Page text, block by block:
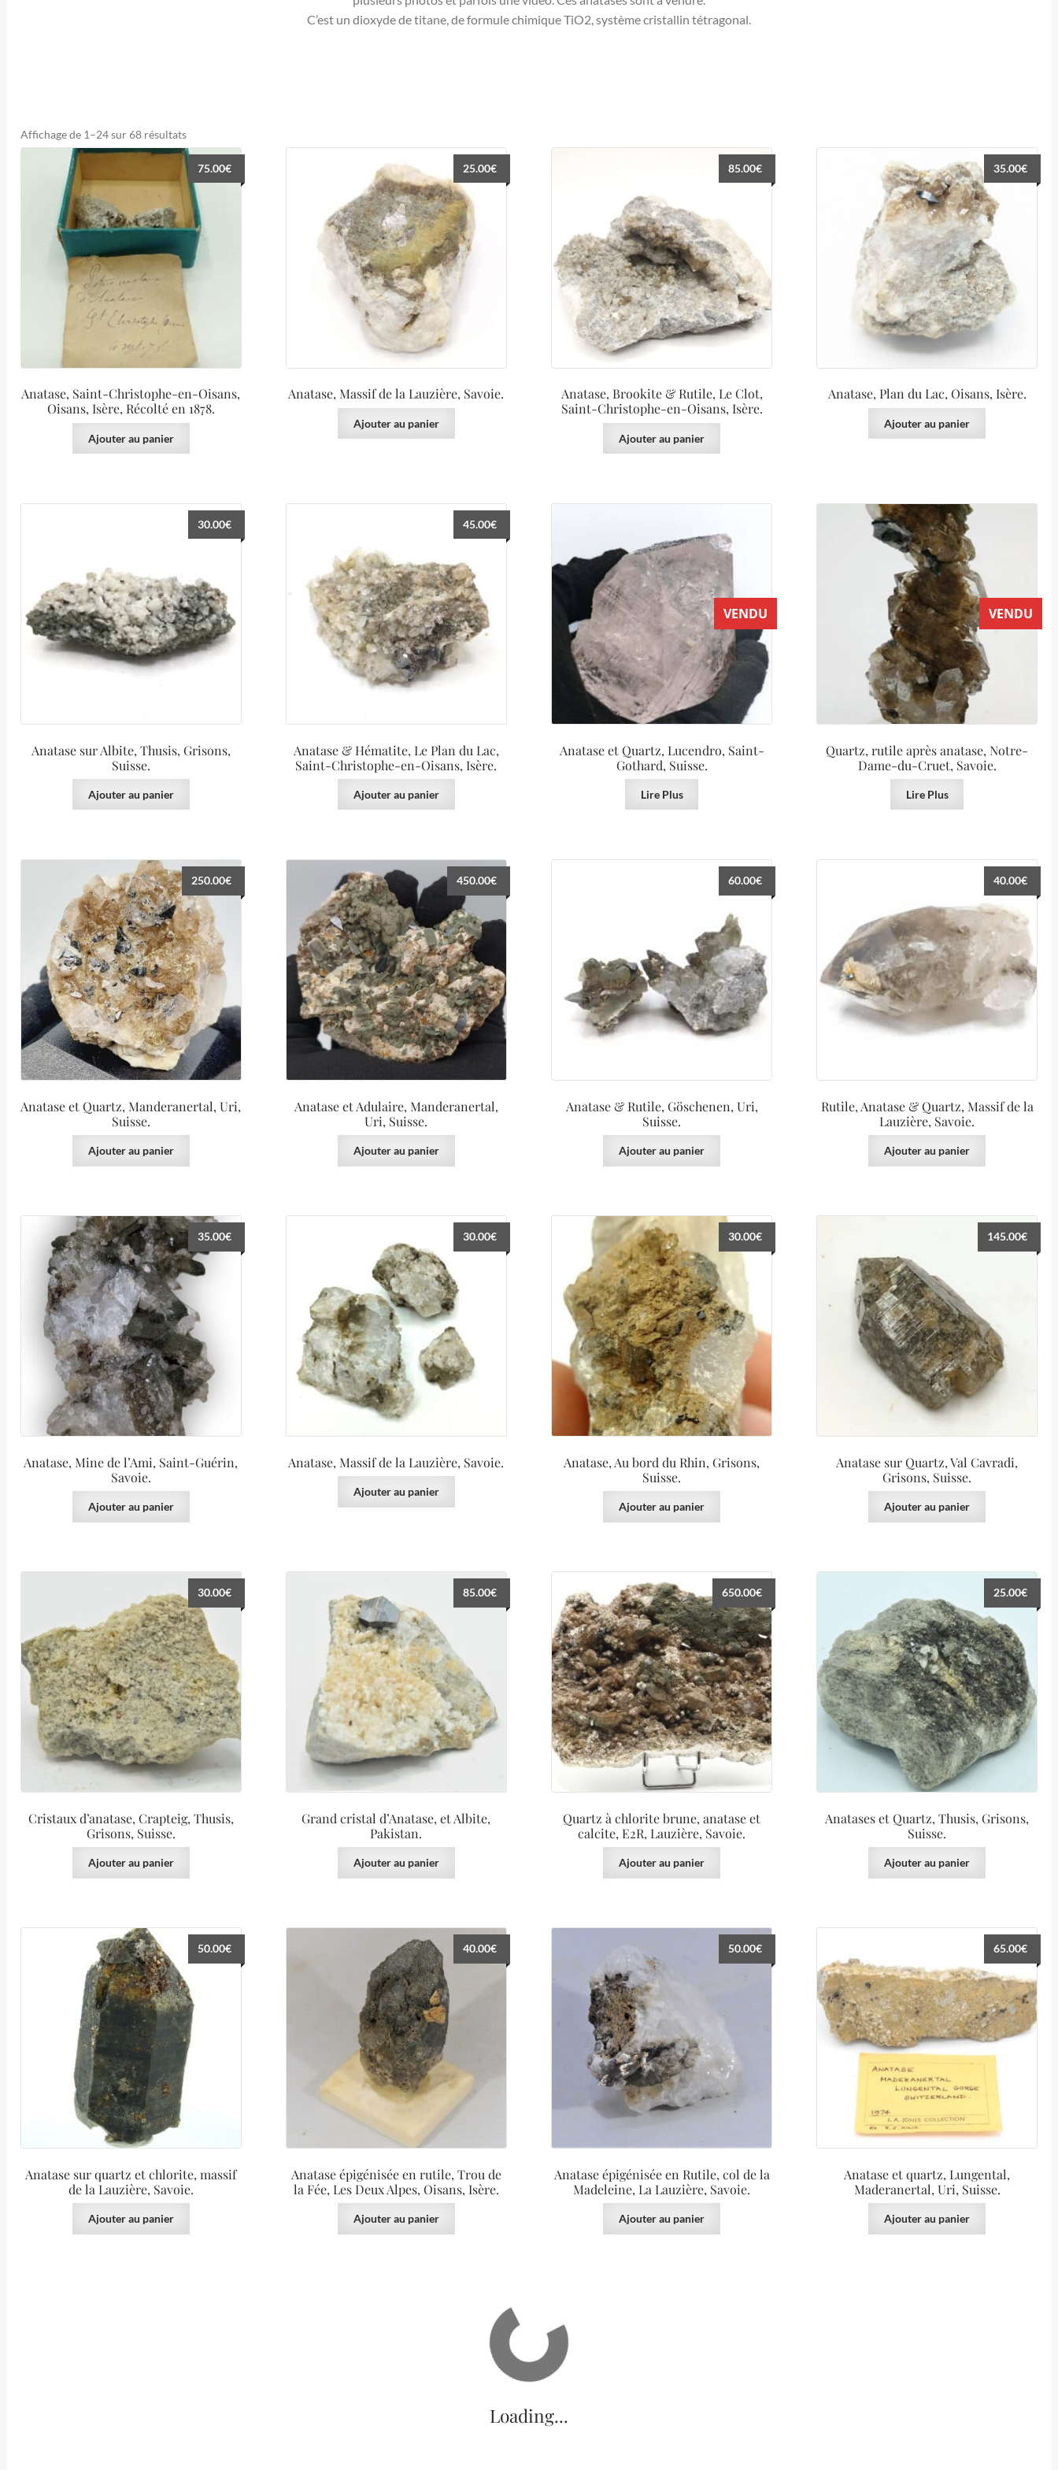
C’est un dioxyde de titane, de formule chimique TiO2, système cristallin tétragonal.
Affichage de 1–24 sur 68 résultatsTrié
du
plus
récent
au
plus
ancien
Anatase, Saint-Christophe-en-Oisans,
Oisans, Isère, Récolté en 1878.
75.00€
Ajouter au panier
Anatase, Massif de la Lauzière, Savoie.
25.00€
Ajouter au panier
Anatase, Brookite & Rutile, Le Clot,
Saint-Christophe-en-Oisans, Isère.
85.00€
Ajouter au panier
Anatase, Plan du Lac, Oisans, Isère.
35.00€
Ajouter au panier
Anatase sur Albite, Thusis, Grisons,
Suisse.
30.00€
Ajouter au panier
Anatase & Hématite, Le Plan du Lac,
Saint-Christophe-en-Oisans, Isère.
45.00€
Ajouter au panier
VENDU
Anatase et Quartz, Lucendro, Saint-
Gothard, Suisse.
Lire Plus
VENDU
Quartz, rutile après anatase, Notre-
Dame-du-Cruet, Savoie.
Lire Plus
Anatase et Quartz, Manderanertal, Uri,
Suisse.
250.00€
Ajouter au panier
Anatase et Adulaire, Manderanertal,
Uri, Suisse.
450.00€
Ajouter au panier
Anatase & Rutile, Göschenen, Uri,
Suisse.
60.00€
Ajouter au panier
Rutile, Anatase & Quartz, Massif de la
Lauzière, Savoie.
40.00€
Ajouter au panier
Anatase, Mine de l’Ami, Saint-Guérin,
Savoie.
35.00€
Ajouter au panier
Anatase, Massif de la Lauzière, Savoie.
30.00€
Ajouter au panier
Anatase, Au bord du Rhin, Grisons,
Suisse.
30.00€
Ajouter au panier
Anatase sur Quartz, Val Cavradi,
Grisons, Suisse.
145.00€
Ajouter au panier
Cristaux d’anatase, Crapteig, Thusis,
Grisons, Suisse.
30.00€
Ajouter au panier
Grand cristal d’Anatase, et Albite,
Pakistan.
85.00€
Ajouter au panier
Quartz à chlorite brune, anatase et
calcite, E2R, Lauzière, Savoie.
650.00€
Ajouter au panier
Anatases et Quartz, Thusis, Grisons,
Suisse.
25.00€
Ajouter au panier
Anatase sur quartz et chlorite, massif
de la Lauzière, Savoie.
50.00€
Ajouter au panier
Anatase épigénisée en rutile, Trou de
la Fée, Les Deux Alpes, Oisans, Isère.
40.00€
Ajouter au panier
Anatase épigénisée en Rutile, col de la
Madeleine, La Lauzière, Savoie.
50.00€
Ajouter au panier
Anatase et quartz, Lungental,
Maderanertal, Uri, Suisse.
65.00€
Ajouter au panier